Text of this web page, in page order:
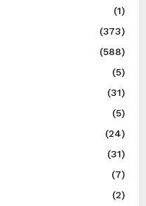
(1)
(373)
(588)
(5)
(31)
(5)
(24)
(31)
(7)
(2)